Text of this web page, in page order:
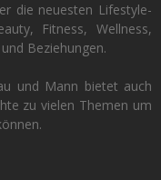
die neuesten Lifestyle-
Fitness, Wellness,
Beziehungen.
und Mann bietet auch
zu vielen Themen um